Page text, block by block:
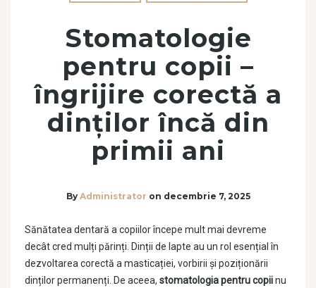
Stomatologie
pentru copii –
îngrijire corectă a
dinților încă din
primii ani
By Administrator on decembrie 7, 2025
Sănătatea dentară a copiilor începe mult mai devreme
decât cred mulți părinți. Dinții de lapte au un rol esențial în
dezvoltarea corectă a masticației, vorbirii și poziționării
dinților permanenți. De aceea, stomatologia pentru copiinu